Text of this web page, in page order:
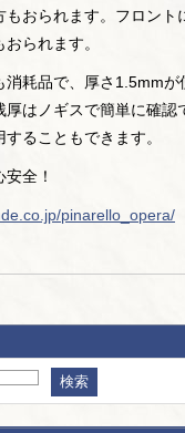
もおられます。フロント
られます。
消耗品で、厚さ1.5mm
厚はノギスで簡単に確認
ることもできます。
全！
pinarello_opera/